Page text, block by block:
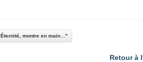
montre en main…"
Retour à